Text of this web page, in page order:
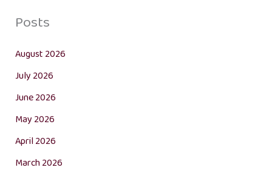
Posts
August 2026
July 2026
June 2026
May 2026
April 2026
March 2026